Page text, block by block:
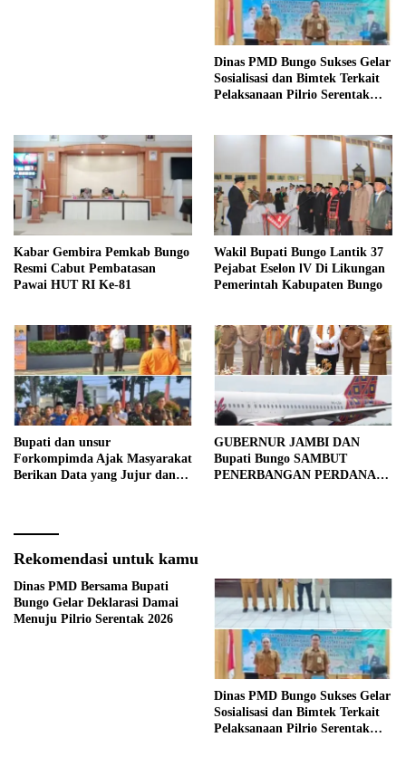
Dinas PMD Bungo Sukses Gelar
Sosialisasi dan Bimtek Terkait
Pelaksanaan Pilrio Serentak
Kabar Gembira Pemkab Bungo
Resmi Cabut Pembatasan
Pawai HUT RI Ke-81
Wakil Bupati Bungo Lantik 37
Pejabat Eselon lV Di Likungan
Pemerintah Kabupaten Bungo
Bupati dan unsur
Forkompimda Ajak Masyarakat
Berikan Data yang Jujur dan
GUBERNUR JAMBI DAN
Bupati Bungo SAMBUT
PENERBANGAN PERDANA
Rekomendasi untuk kamu
Dinas PMD Bersama Bupati
Bungo Gelar Deklarasi Damai
Menuju Pilrio Serentak 2026
Dinas PMD Bungo Sukses Gelar
Sosialisasi dan Bimtek Terkait
Pelaksanaan Pilrio Serentak